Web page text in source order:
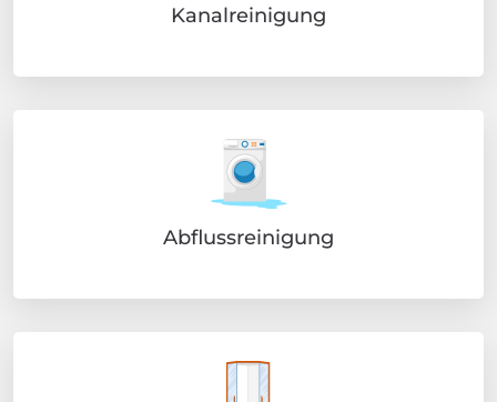
Kanalreinigung
Abflussreinigung